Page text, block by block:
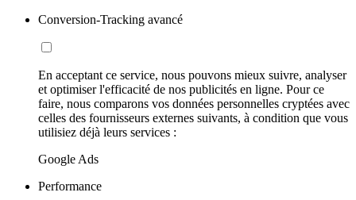
Conversion-Tracking avancé
En acceptant ce service, nous pouvons mieux suivre, analyser
et optimiser l'efficacité de nos publicités en ligne. Pour ce
faire, nous comparons vos données personnelles cryptées avec
celles des fournisseurs externes suivants, à condition que vous
utilisiez déjà leurs services :
Google Ads
Performance